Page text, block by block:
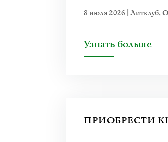
8 июля 2026 Литклуб,
Узнать больше
ПРИОБРЕСТИ